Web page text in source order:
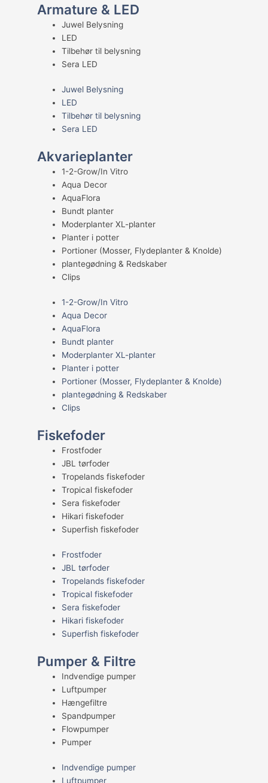
Armature & LED
Juwel Belysning
LED
Tilbehør til belysning
Sera LED
Juwel Belysning
LED
Tilbehør til belysning
Sera LED
Akvarieplanter
1-2-Grow/In Vitro
Aqua Decor
AquaFlora
Bundt planter
Moderplanter XL-planter
Planter i potter
Portioner (Mosser, Flydeplanter & Knolde)
plantegødning & Redskaber
Clips
1-2-Grow/In Vitro
Aqua Decor
AquaFlora
Bundt planter
Moderplanter XL-planter
Planter i potter
Portioner (Mosser, Flydeplanter & Knolde)
plantegødning & Redskaber
Clips
Fiskefoder
Frostfoder
JBL tørfoder
Tropelands fiskefoder
Tropical fiskefoder
Sera fiskefoder
Hikari fiskefoder
Superfish fiskefoder
Frostfoder
JBL tørfoder
Tropelands fiskefoder
Tropical fiskefoder
Sera fiskefoder
Hikari fiskefoder
Superfish fiskefoder
Pumper & Filtre
Indvendige pumper
Luftpumper
Hængefiltre
Spandpumper
Flowpumper
Pumper
Indvendige pumper
Luftpumper